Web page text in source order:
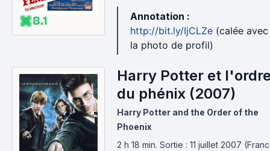
8.1
Annotation :
http://bit.ly/IjCLZe (calée avec
la photo de profil)
Harry Potter et
du phénix (2007)
Harry Potter and the Order of the
Phoenix
2 h 18 min. Sortie : 11 juillet 2007